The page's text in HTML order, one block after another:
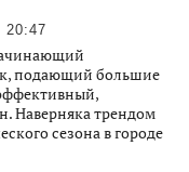
20:47
подающий большие
Наверняка трендом
сезона в городе